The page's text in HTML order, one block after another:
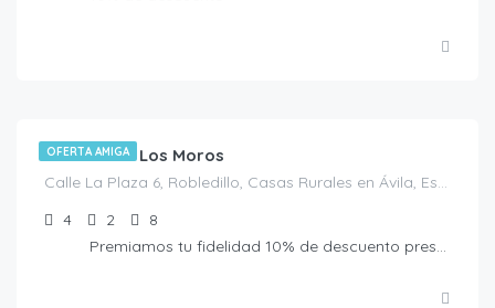
OFERTA AMIGA
Casa Rural Los Moros
Calle La Plaza 6, Robledillo, Casas Rurales en Ávila, España
4
2
8
Premiamos tu fidelidad 10% de descuento presentando la Tarjeta Amiga. No acumulable a otras ofertas